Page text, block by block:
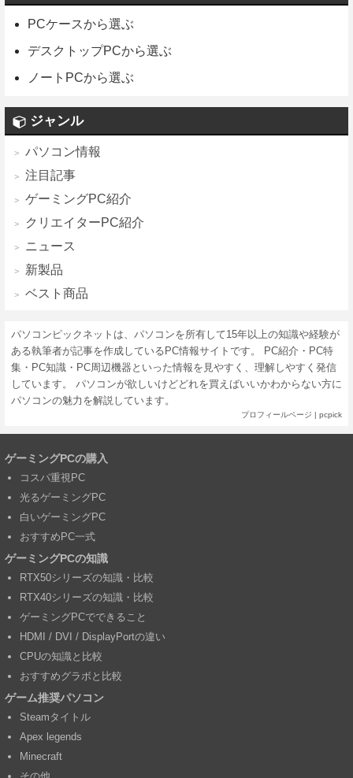
PCケースから選ぶ
デスクトップPCから選ぶ
ノートPCから選ぶ
ジャンル
パソコン情報
注目記事
ゲーミングPC紹介
クリエイターPC紹介
ニュース
新製品
ベスト商品
パソコンピックネットは、パソコンを所有して15年以上の知識や経験が
ある執筆者が記事を作成しているPC情報サイトです。 PC紹介・PC特
集・PC知識・PC周辺機器といった情報を見やすく、理解しやすく発信
しています。 パソコンが欲しいけどどれを買えばいいかわからない方に
パソコンの魅力を解説しています。
プロフィールページ | pcpick
ゲーミングPCの購入
コスパ重視PC
光るゲーミングPC
白いゲーミングPC
おすすめPC一式
ゲーミングPCの知識
RTX50シリーズの知識・比較
RTX40シリーズの知識・比較
ゲーミングPCでできること
HDMI / DVI / DisplayPortの違い
CPUの知識と比較
おすすめグラボと比較
ゲーム推奨パソコン
Steamタイトル
Apex legends
Minecraft